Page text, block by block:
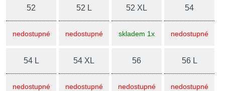
52
nedostupné
52 L
nedostupné
52 XL
skladem 1x
54
nedostupné
54 L
nedostupné
54 XL
nedostupné
56
nedostupné
56 L
nedostupné